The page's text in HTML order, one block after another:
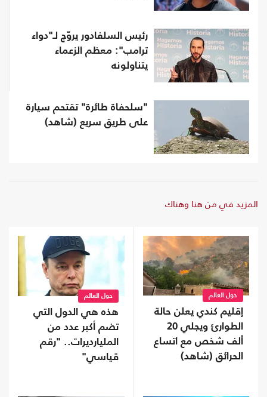
رئيس السلفادور يروّج لـ"دواء
ترامب": معظم الزعماء
يتناولونه
"سلحفاة طائرة" تقتحم سيارة
على طريق سريع (شاهد)
المزيد في من هنا وهناك
حول العالم
إقليم كندي يعلن حالة
الطوارئ ويجلي 20
ألف شخص مع اتساع
الحرائق (شاهد)
حول العالم
هذه هي الدول التي
تضم أكبر عدد من
المليارديرات.. "رقم
قياسي"